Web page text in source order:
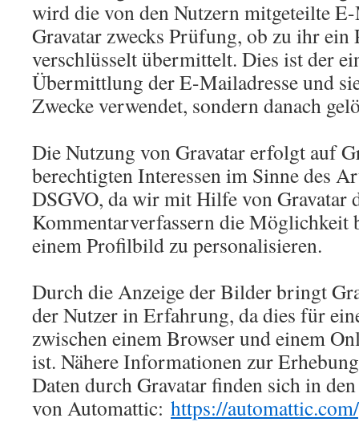
wird die von den Nutzern mitgeteilte
Gravatar zwecks Prüfung, ob zu ihr
verschlüsselt übermittelt. Dies ist der
Übermittlung der E-Mailadresse und
Zwecke verwendet, sondern danach
Die Nutzung von Gravatar erfolgt auf
berechtigten Interessen im Sinne des
DSGVO, da wir mit Hilfe von Gravatar
Kommentarverfassern die Möglichkeit
einem Profilbild zu personalisieren.
Durch die Anzeige der Bilder bringt
der Nutzer in Erfahrung, da dies für
zwischen einem Browser und einem
ist. Nähere Informationen zur
Daten durch Gravatar finden sich in
von Automattic: https://